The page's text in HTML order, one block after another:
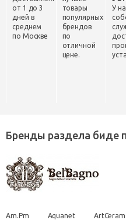
от 1 до 3
дней в
среднем
по Москве
товары
популярных
брендов
по
отличной
цене.
У
Бренды раздела биде
Am.Pm Aquanet ArtCeram